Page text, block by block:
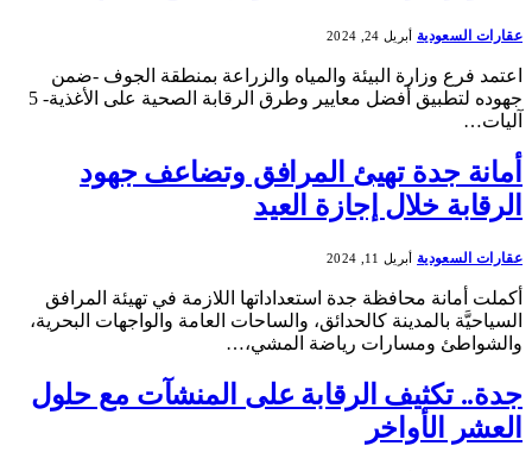
عقارات السعودية أبريل 24, 2024
اعتمد فرع وزارة البيئة والمياه والزراعة بمنطقة الجوف -ضمن
جهوده لتطبيق أفضل معايير وطرق الرقابة الصحية على الأغذية- 5
آليات…
أمانة جدة تهيئ المرافق وتضاعف جهود
الرقابة خلال إجازة العيد
عقارات السعودية أبريل 11, 2024
أكملت أمانة محافظة جدة استعداداتها اللازمة في تهيئة المرافق
السياحيَّة بالمدينة كالحدائق، والساحات العامة والواجهات البحرية،
والشواطئ ومسارات رياضة المشي،…
جدة.. تكثيف الرقابة على المنشآت مع حلول
العشر الأواخر